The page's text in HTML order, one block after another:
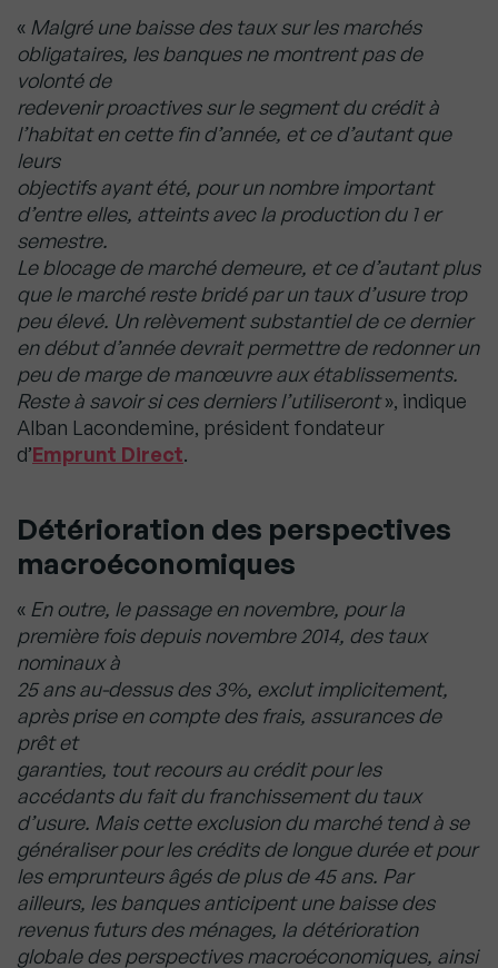
« Malgré une baisse des taux sur les marchés
obligataires, les banques ne montrent pas de
volonté de
redevenir proactives sur le segment du crédit à
l’habitat en cette fin d’année, et ce d’autant que
leurs
objectifs ayant été, pour un nombre important
d’entre elles, atteints avec la production du 1 er
semestre.
Le blocage de marché demeure, et ce d’autant plus
que le marché reste bridé par un taux d’usure trop
peu élevé. Un relèvement substantiel de ce dernier
en début d’année devrait permettre de redonner un
peu de marge de manœuvre aux établissements.
Reste à savoir si ces derniers l’utiliseront», indique
Alban Lacondemine, président fondateur
d’Emprunt Direct.
Détérioration des perspectives
macroéconomiques
« En outre, le passage en novembre, pour la
première fois depuis novembre 2014, des taux
nominaux à
25 ans au-dessus des 3%, exclut implicitement,
après prise en compte des frais, assurances de
prêt et
garanties, tout recours au crédit pour les
accédants du fait du franchissement du taux
d’usure. Mais cette exclusion du marché tend à se
généraliser pour les crédits de longue durée et pour
les emprunteurs âgés de plus de 45 ans. Par
ailleurs, les banques anticipent une baisse des
revenus futurs des ménages, la détérioration
globale des perspectives macroéconomiques, ainsi